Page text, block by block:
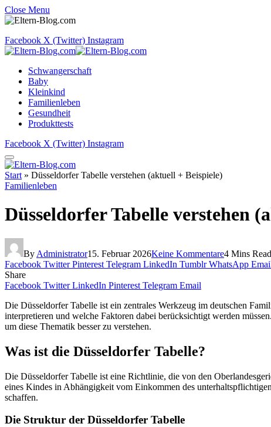
Close Menu
Facebook X (Twitter) Instagram
Schwangerschaft
Baby
Kleinkind
Familienleben
Gesundheit
Produkttests
Facebook X (Twitter) Instagram
Start » Düsseldorfer Tabelle verstehen (aktuell + Beispiele)
Familienleben
Düsseldorfer Tabelle verstehen
By Administrator15. Februar 2026Keine Kommentare4 Mins Read
Facebook Twitter Pinterest Telegram LinkedIn Tumblr WhatsApp
Share
Facebook Twitter LinkedIn Pinterest Telegram Email
Die Düsseldorfer Tabelle ist ein zentrales Werkzeug im deutschen
interpretieren und welche Faktoren dabei berücksichtigt werden
um diese Thematik besser zu verstehen.
Was ist die Düsseldorfer Tabelle?
Die Düsseldorfer Tabelle ist eine Richtlinie, die von den
eines Kindes in Abhängigkeit vom Einkommen des
schaffen.
Die Struktur der Düsseldorfer Tabelle